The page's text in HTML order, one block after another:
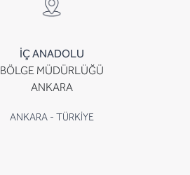
İÇ ANADOLU
BÖLGE MÜDÜRLÜĞÜ
ANKARA
ANKARA - TÜRKİYE